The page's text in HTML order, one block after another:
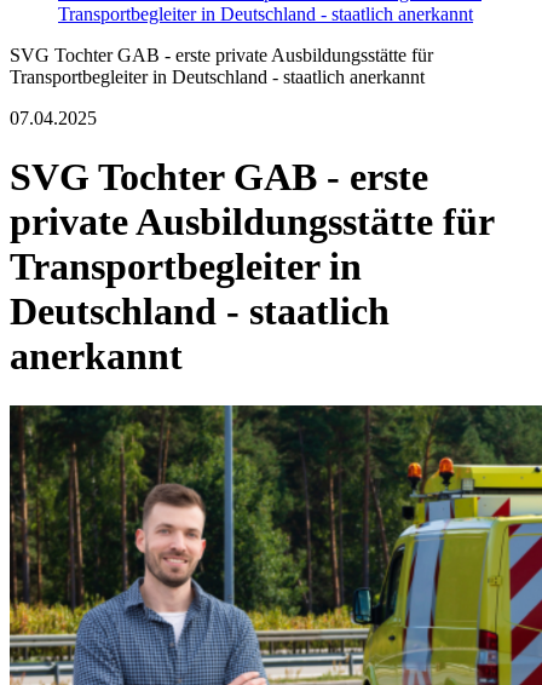
Transportbegleiter in Deutschland - staatlich anerkannt
SVG Tochter GAB - erste private Ausbildungsstätte für
Transportbegleiter in Deutschland - staatlich anerkannt
07.04.2025
SVG Tochter GAB - erste
private Ausbildungsstätte für
Transportbegleiter in
Deutschland - staatlich
anerkannt